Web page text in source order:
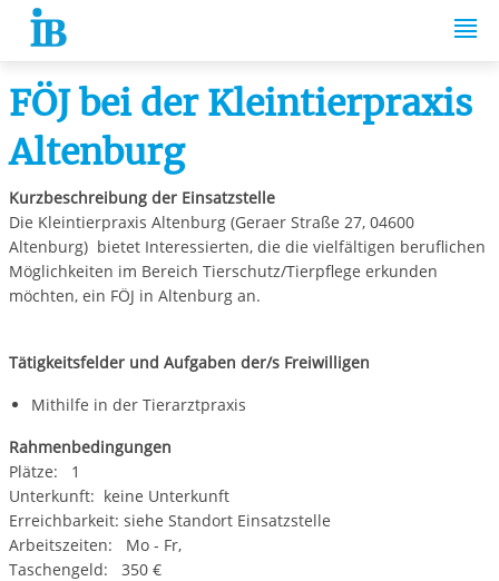
Springe zum Inhalt
FÖJ bei der Kleintierpraxis
Altenburg
Kurzbeschreibung der Einsatzstelle
Die Kleintierpraxis Altenburg (Geraer Straße 27, 04600
Altenburg) bietet Interessierten, die die vielfältigen beruflichen
Möglichkeiten im Bereich Tierschutz/Tierpflege erkunden
möchten, ein FÖJ in Altenburg an.
Tätigkeitsfelder und Aufgaben der/s Freiwilligen
Mithilfe in der Tierarztpraxis
Rahmenbedingungen
Plätze: 1
Unterkunft: keine Unterkunft
Erreichbarkeit: siehe Standort Einsatzstelle
Arbeitszeiten: Mo - Fr,
Taschengeld: 350 €